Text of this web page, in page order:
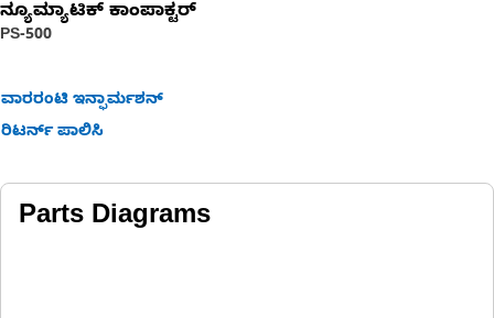
ನ್ಯೂಮ್ಯಾಟಿಕ್ ಕಾಂಪಾಕ್ಟರ್
PS-500
ವಾರರಂಟಿ ಇನ್ಫಾರ್ಮಶನ್
ರಿಟರ್ನ್ ಪಾಲಿಸಿ
Parts Diagrams